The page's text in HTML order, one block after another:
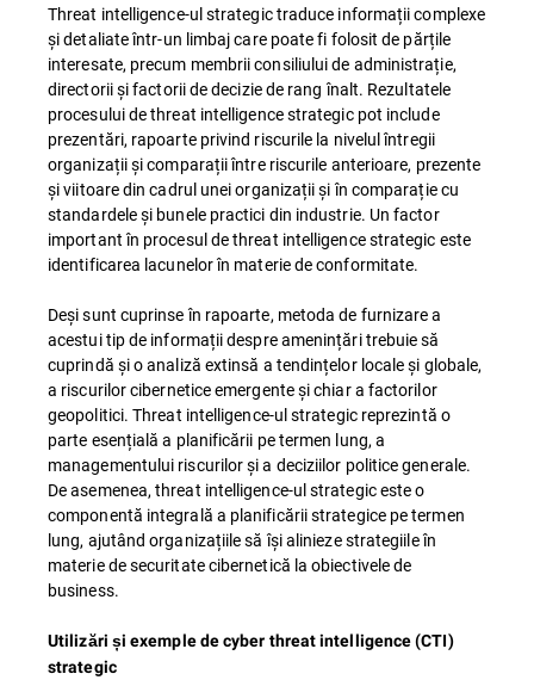
Threat intelligence-ul strategic traduce informații complexe
și detaliate într-un limbaj care poate fi folosit de părțile
interesate, precum membrii consiliului de administrație,
directorii și factorii de decizie de rang înalt. Rezultatele
procesului de threat intelligence strategic pot include
prezentări, rapoarte privind riscurile la nivelul întregii
organizații și comparații între riscurile anterioare, prezente
și viitoare din cadrul unei organizații și în comparație cu
standardele și bunele practici din industrie. Un factor
important în procesul de threat intelligence strategic este
identificarea lacunelor în materie de conformitate.
Deși sunt cuprinse în rapoarte, metoda de furnizare a
acestui tip de informații despre amenințări trebuie să
cuprindă și o analiză extinsă a tendințelor locale și globale,
a riscurilor cibernetice emergente și chiar a factorilor
geopolitici. Threat intelligence-ul strategic reprezintă o
parte esențială a planificării pe termen lung, a
managementului riscurilor și a deciziilor politice generale.
De asemenea, threat intelligence-ul strategic este o
componentă integrală a planificării strategice pe termen
lung, ajutând organizațiile să își alinieze strategiile în
materie de securitate cibernetică la obiectivele de
business.
Utilizări și exemple de cyber threat intelligence (CTI)
strategic